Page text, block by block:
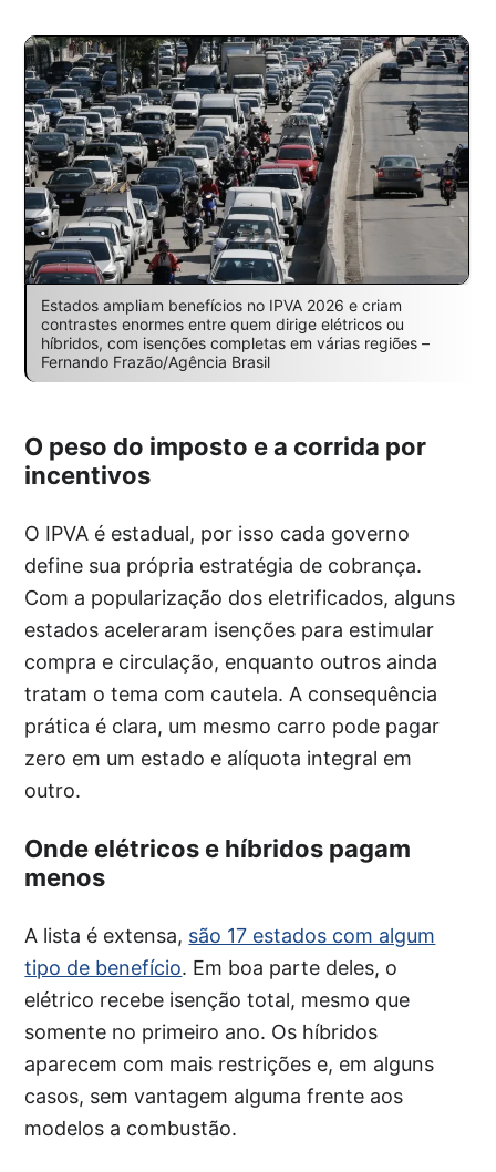
Estados ampliam benefícios no IPVA 2026 e criam
contrastes enormes entre quem dirige elétricos ou
híbridos, com isenções completas em várias regiões –
Fernando Frazão/Agência Brasil
O peso do imposto e a corrida por
incentivos
O IPVA é estadual, por isso cada governo
define sua própria estratégia de cobrança.
Com a popularização dos eletrificados, alguns
estados aceleraram isenções para estimular
compra e circulação, enquanto outros ainda
tratam o tema com cautela. A consequência
prática é clara, um mesmo carro pode pagar
zero em um estado e alíquota integral em
outro.
Onde elétricos e híbridos pagam
menos
A lista é extensa, são 17 estados com algum
tipo de benefício. Em boa parte deles, o
elétrico recebe isenção total, mesmo que
somente no primeiro ano. Os híbridos
aparecem com mais restrições e, em alguns
casos, sem vantagem alguma frente aos
modelos a combustão.